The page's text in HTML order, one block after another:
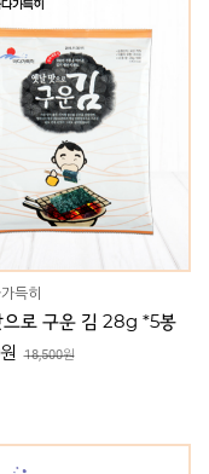
득히
으로 구운 김 28g *5봉
18,500원